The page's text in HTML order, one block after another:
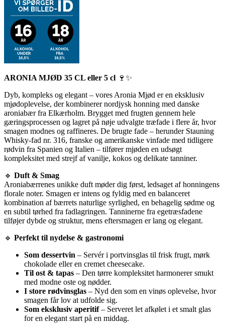
ARONIA MJØD 35 CL eller 5 cl 🍷✨
Dyb, kompleks og elegant – vores Aronia Mjød er en eksklusiv
mjødoplevelse, der kombinerer nordjysk honning med danske
aroniabær fra Elkærholm. Brygget med frugten gennem hele
gæringsprocessen og lagret på nøje udvalgte træfade i flere år, hvor
smagen modnes og raffineres. De brugte fade – herunder Stauning
Whisky-fad nr. 316, franske og amerikanske vinfade med tidligere
rødvin fra Spanien og Italien – tilfører mjøden en udsøgt
kompleksitet med strejf af vanilje, kokos og delikate tanniner.
🔹 Duft & Smag
Aroniabærrenes unikke duft møder dig først, ledsaget af honningens
florale noter. Smagen er intens og fyldig med en balanceret
kombination af bærrets naturlige syrlighed, en behagelig sødme og
en subtil tørhed fra fadlagringen. Tanninerne fra egetræsfadene
tilføjer dybde og struktur, mens eftersmagen er lang og elegant.
🔹 Perfekt til nydelse & gastronomi
Som dessertvin – Servér i portvinsglas til frisk frugt, mørk
chokolade eller en cremet cheesecake.
Til ost & tapas – Den tørre kompleksitet harmonerer smukt
med modne oste og nødder.
I store rødvinsglas – Nyd den som en vinøs oplevelse, hvor
smagen får lov at udfolde sig.
Som eksklusiv aperitif– Serveret let afkølet i et smalt glas
for en elegant start på en middag.